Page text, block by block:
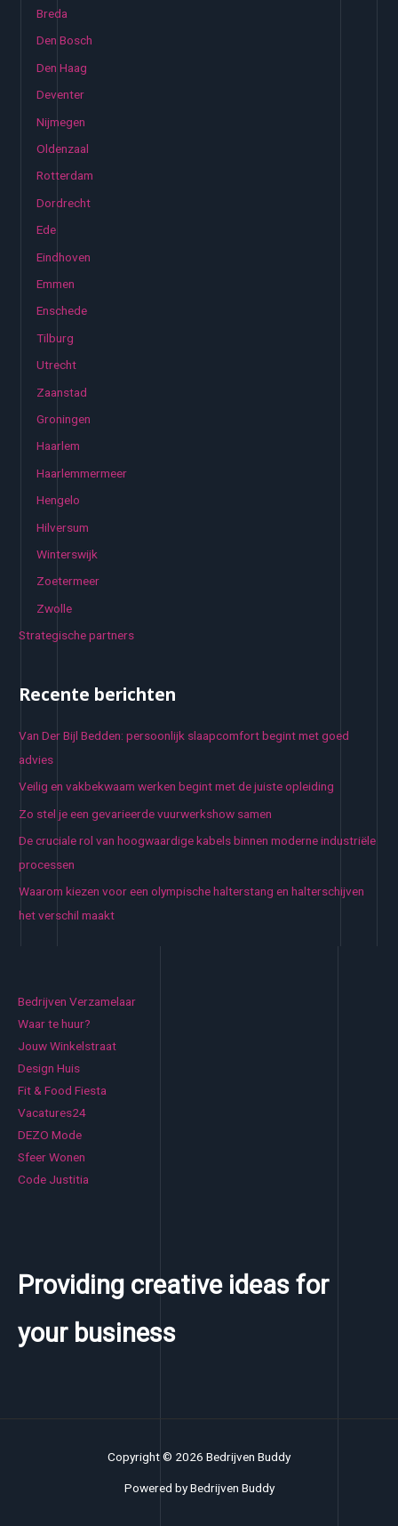
Breda
Den Bosch
Den Haag
Deventer
Nijmegen
Oldenzaal
Rotterdam
Dordrecht
Ede
Eindhoven
Emmen
Enschede
Tilburg
Utrecht
Zaanstad
Groningen
Haarlem
Haarlemmermeer
Hengelo
Hilversum
Winterswijk
Zoetermeer
Zwolle
Strategische partners
Recente berichten
Van Der Bijl Bedden: persoonlijk slaapcomfort begint met goed
advies
Veilig en vakbekwaam werken begint met de juiste opleiding
Zo stel je een gevarieerde vuurwerkshow samen
De cruciale rol van hoogwaardige kabels binnen moderne industriële
processen
Waarom kiezen voor een olympische halterstang en halterschijven
het verschil maakt
Bedrijven Verzamelaar
Waar te huur?
Jouw Winkelstraat
Design Huis
Fit & Food Fiesta
Vacatures24
DEZO Mode
Sfeer Wonen
Code Justitia
Providing creative ideas for
your business
Copyright © 2026 Bedrijven Buddy
Powered by Bedrijven Buddy